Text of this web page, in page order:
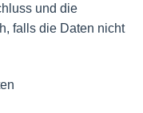
und die
falls die Daten nicht